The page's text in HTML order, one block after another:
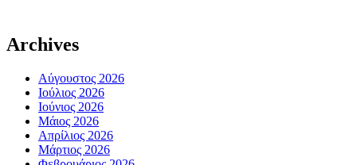
Archives
Αύγουστος 2026
Ιούλιος 2026
Ιούνιος 2026
Μάιος 2026
Απρίλιος 2026
Μάρτιος 2026